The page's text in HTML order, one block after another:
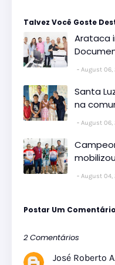
Talvez Você Goste
Arataca
August 06,
Santa
na
August 06,
August 04,
Postar Um Comentário
2 Comentários
José Roberto